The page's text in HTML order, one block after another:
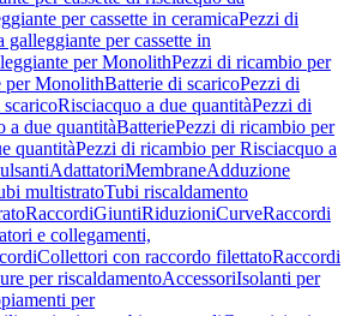
per cassette in ceramicaPezzi di
per cassette in
per MonolithPezzi di ricambio per
per MonolithBatterie di scaricoPezzi di
Risciacquo a due quantitàPezzi di
a due quantitàBatteriePezzi di ricambio per
quantitàPezzi di ricambio per Risciacquo a
AdattatoriMembraneAdduzione
multistratoTubi riscaldamento
RaccordiGiuntiRiduzioniCurveRaccordi
e collegamenti,
Collettori con raccordo filettatoRaccordi
per riscaldamentoAccessoriIsolanti per
per